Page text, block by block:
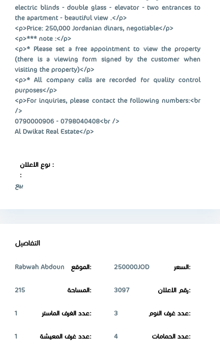
electric blinds - double glass - elevator - two entrances to
the apartment - beautiful view .</p>
<p>Price: 250,000 Jordanian dinars, negotiable</p>
<p>*** note :</p>
<p>* Please set a free appointment to view the property
(there is a viewing form signed by the customer when
visiting the property)</p>
<p>* All company calls are recorded for quality control
purposes</p>
<p>For inquiries, please contact the following numbers:<br
/>
0790000906 - 0798040408<br />
Al Dwikat Real Estate</p>
نوع الاعلان :
:
بيع
التفاصيل
الموقع: Rabwah Abdoun السعر: 250000JOD
المساحة: 215 رقم الاعلان: 3097
عدد الغرف الماستر: 1 عدد غرف النوم: 3
عدد غرف المعيشة: 1 عدد الحمامات: 4